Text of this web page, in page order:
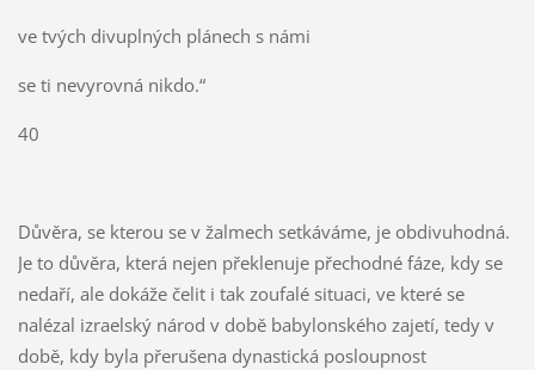
ve tvých divuplných plánech s námi
se ti nevyrovná nikdo.“
40
Důvěra, se kterou se v žalmech setkáváme, je obdivuhodná.
Je to důvěra, která nejen překlenuje přechodné fáze, kdy se
nedaří, ale dokáže čelit i tak zoufalé situaci, ve které se
nalézal izraelský národ v době babylonského zajetí, tedy v
době, kdy byla přerušena dynastická posloupnost